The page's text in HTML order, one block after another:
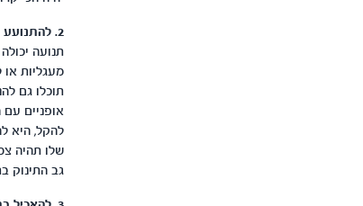
2. להתנועע יחד
תנועה
מעגליות
תוכלו גם
אופניים עם
להקל, היא
שלו תהיה
גב התינוק